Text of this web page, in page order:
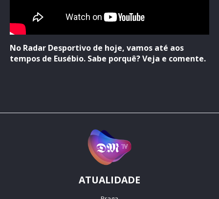
No Radar Desportivo de hoje, vamos até aos
tempos de Eusébio. Sabe porquê? Veja e comente.
ATUALIDADE